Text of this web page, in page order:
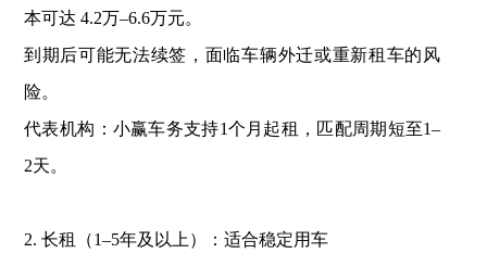
本可达 ‌4.2万–6.6万元‌。
到期后可能无法续签，面临车辆外迁或重新租车的风
险。
‌代表机构‌：小赢车务支持1个月起租，匹配周期短至1–
2天。
2. ‌长租（1–5年及以上）：适合稳定用车‌